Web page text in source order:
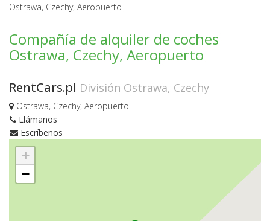
Ostrawa, Czechy, Aeropuerto
Compañía de alquiler de coches
Ostrawa, Czechy, Aeropuerto
RentCars.pl División Ostrawa, Czechy
Ostrawa, Czechy, Aeropuerto
Llámanos
Escríbenos
+
−